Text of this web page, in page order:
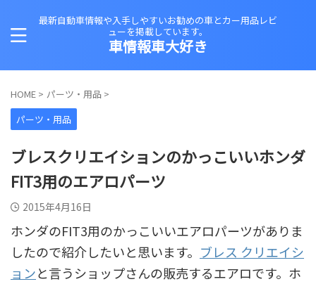
最新自動車情報や入手しやすいお勧めの車とカー用品レビ
ューを掲載しています。
車情報車大好き
HOME > パーツ・用品 >
パーツ・用品
ブレスクリエイションのかっこいいホンダ
FIT3用のエアロパーツ
2015年4月16日
ホンダのFIT3用のかっこいいエアロパーツがありま
したので紹介したいと思います。 ブレス クリエイシ
ョンと言うショップさんの販売するエアロです。ホ